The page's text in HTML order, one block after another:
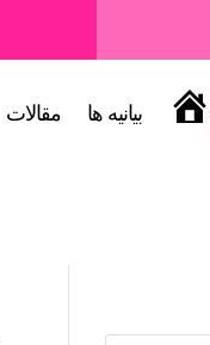
سایت بیانیه ها مقالات